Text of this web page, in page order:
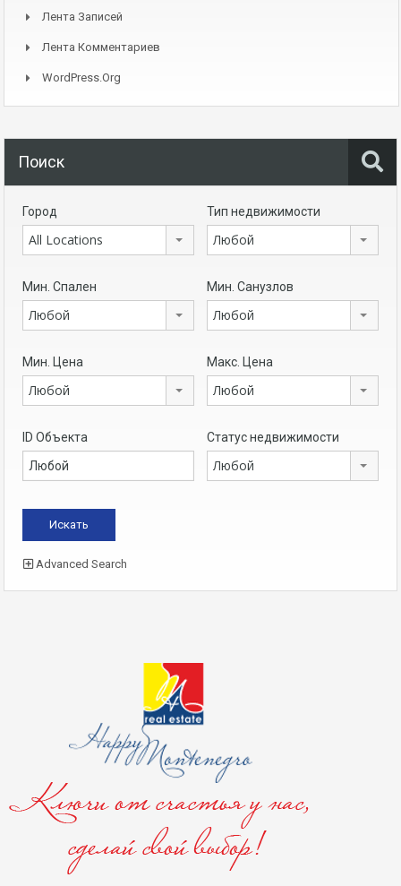
Лента Записей
Лента Комментариев
WordPress.org
Поиск
Город
All Locations
Тип недвижимости
Любой
Мин. Спален
Любой
Мин. Санузлов
Любой
Мин. Цена
Любой
Макс. Цена
Любой
ID Объекта Статус недвижимости
Любой
Advanced Search